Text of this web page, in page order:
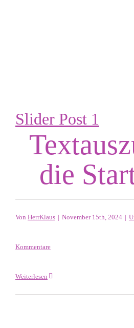
Slider Post 1
die
Von HerrKlaus | November 15th, 2024 |
Kommentare
Weiterlesen